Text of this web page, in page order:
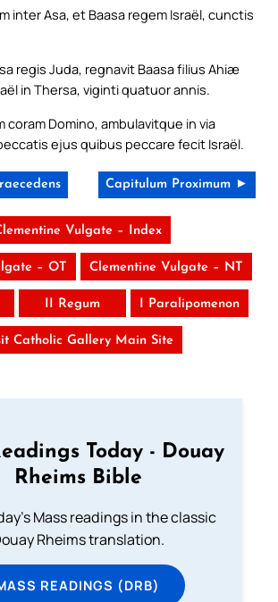
inter Asa, et Baasa regem Israël, cunctis
regis Juda, regnavit Baasa filius Ahiæ
in Thersa, viginti quatuor annis.
coram Domino, ambulavitque in via
ejus quibus peccare fecit Israël.
Capitulum Proximum ►
Vulgate – Index
– OT Clementine Vulgate – NT
II Regum I Paralipomenon
Catholic Gallery Main Site
Today - Douay
Rheims Bible
Mass readings in the classic
Rheims translation.
READINGS (DRB)